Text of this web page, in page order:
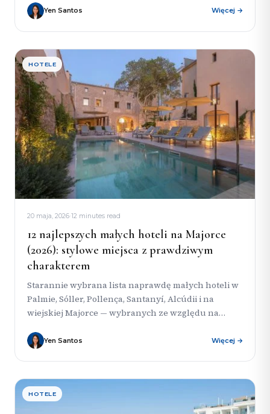
posiadłości i hotele...
Yen Santos Więcej →
HOTELE
20 maja, 2026·12 minutes read
12 najlepszych małych hoteli na Majorce
(2026): stylowe miejsca z prawdziwym
charakterem
Starannie wybrana lista naprawdę małych hoteli w
Palmie, Sóller, Pollença, Santanyí, Alcúdii i na
wiejskiej Majorce — wybranych ze względu na
Yen Santos Więcej →
HOTELE